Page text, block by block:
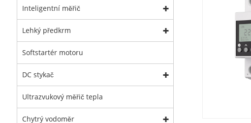
Inteligentní měřič
Lehký předkrm
Softstartér motoru
DC stykač
Ultrazvukový měřič tepla
Chytrý vodoměr